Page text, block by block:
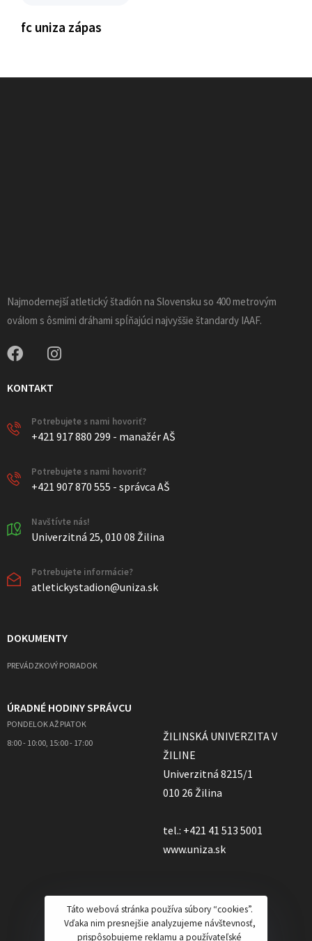
fc uniza zápas
Najmodernejší atletický štadión na Slovensku so 400 metrovým
oválom s ôsmimi dráhami spĺňajúci najvyššie štandardy IAAF.
KONTAKT
Potrebujete s nami hovoriť?
+421 917 880 299 - manažér AŠ
Potrebujete s nami hovoriť?
+421 907 870 555 - správca AŠ
Navštívte nás!
Univerzitná 25, 010 08 Žilina
Potrebujete informácie?
atletickystadion@uniza.sk
DOKUMENTY
PREVÁDZKOVÝ PORIADOK
ÚRADNÉ HODINY SPRÁVCU
PONDELOK AŽ PIATOK
8:00 - 10:00, 15:00 - 17:00
ŽILINSKÁ UNIVERZITA V
ŽILINE
Univerzitná 8215/1
010 26 Žilina
tel.: +421 41 513 5001
www.uniza.sk
Táto webová stránka používa súbory “cookies”.
Vďaka nim presnejšie analyzujeme návštevnosť,
prispôsobujeme reklamu a používateľské